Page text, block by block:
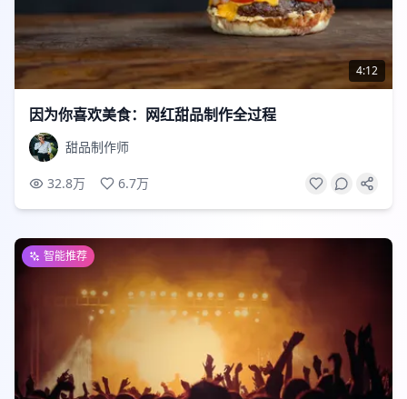
4:12
因为你喜欢美食：网红甜品制作全过程
甜品制作师
32.8万 6.7万
智能推荐